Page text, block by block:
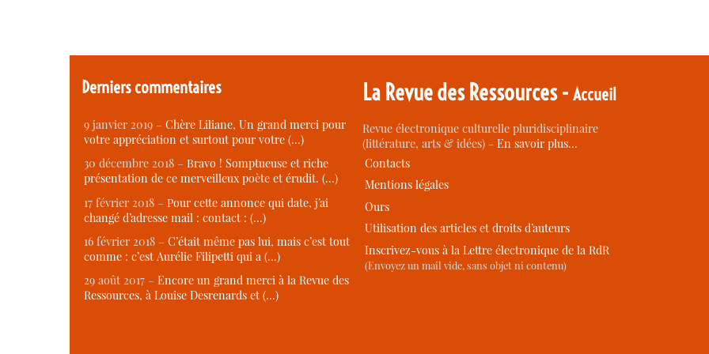
Derniers commentaires
9 janvier 2019 – Chère Liliane, Un grand merci pour
votre appréciation et surtout pour votre (…)
30 décembre 2018 – Bravo ! Somptueuse et riche
présentation de ce merveilleux poète et érudit. (…)
17 février 2018 – Pour cette annonce qui date, j’ai
changé d’adresse mail : contact : (…)
16 février 2018 – C’était même pas lui, mais c’est tout
comme : c’est Aurélie Filipetti qui a (…)
29 août 2017 – Encore un grand merci à la Revue des
Ressources, à Louise Desrenards et (…)
La Revue des Ressources -Accueil
Revue électronique culturelle pluridisciplinaire
(littérature, arts & idées) -En savoir plus…
Contacts
Mentions légales
Ours
Utilisation des articles et droits d’auteurs
Inscrivez-vous à la Lettre électronique de la RdR
(Envoyez un mail vide, sans objet ni contenu)